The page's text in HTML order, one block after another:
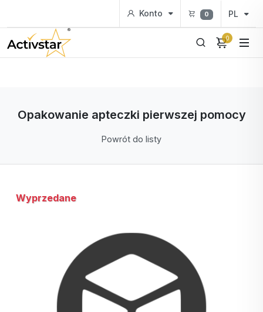
Konto 0 PL
0
Opakowanie apteczki pierwszej pomocy
Powrót do listy
Wyprzedane